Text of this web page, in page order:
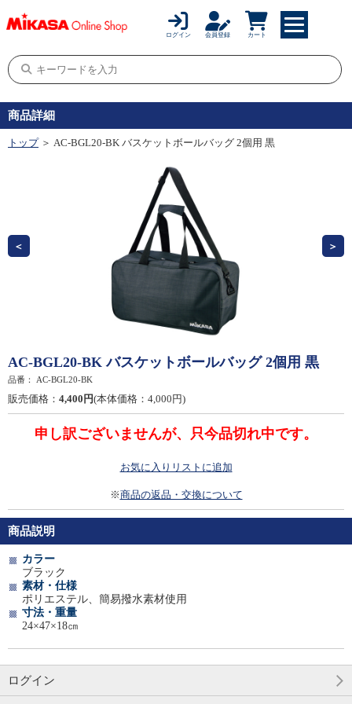
ログイン 会員登録 カート
商品詳細
トップ＞ AC-BGL20-BK バスケットボールバッグ 2個用 黒
AC-BGL20-BK バスケットボールバッグ 2個用 黒
品番： AC-BGL20-BK
販売価格： 4,400円(本体価格：4,000円)
申し訳ございませんが、只今品切れ中です。
お気に入りリストに追加
※商品の返品・交換について
商品説明
カラー
ブラック
素材・仕様
ポリエステル、簡易撥水素材使用
寸法・重量
24×47×18㎝
ログイン